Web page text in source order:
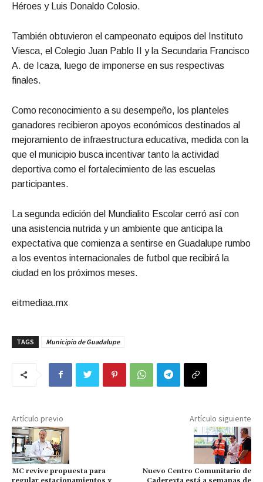
Héroes y Luis Donaldo Colosio.
También obtuvieron el campeonato equipos del Instituto
Viesca, el Colegio Juan Pablo II y la Secundaria Francisco
A. de Icaza, luego de imponerse en sus respectivas
finales.
Como reconocimiento a su desempeño, los planteles
ganadores recibieron apoyos económicos destinados al
mejoramiento de infraestructura educativa, medida con la
que el municipio busca incentivar tanto la actividad
deportiva como el fortalecimiento de las escuelas
participantes.
La segunda edición del Mundialito Escolar cerró así con
una asistencia nutrida y un ambiente que anticipa la
expectativa que comienza a sentirse en Guadalupe rumbo
a los eventos internacionales de futbol que recibirá la
ciudad en los próximos meses.
eitmediaa.mx
TAGS Municipio de Guadalupe
Artículo previo
MC revive propuesta para
Artículo siguiente
Nuevo Centro Comunitario de